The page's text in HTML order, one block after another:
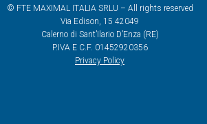
© FTE MAXIMAL ITALIA SRLU – All rights reserved
Via Edison, 15 42049
Calerno di Sant’Ilario D’Enza (RE)
P.IVA E C.F. 01452920356
Privacy Policy